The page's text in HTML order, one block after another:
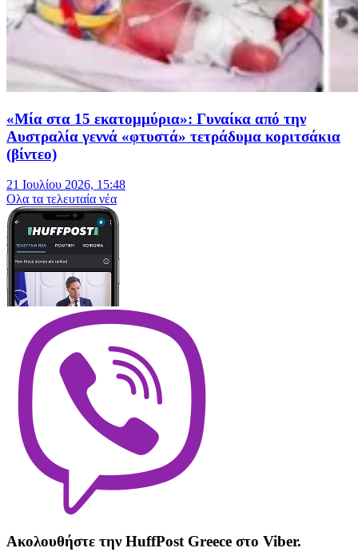
«Μία στα 15 εκατομμύρια»: Γυναίκα από την
Αυστραλία γεννά «φτυστά» τετράδυμα κοριτσάκια
(βίντεο)
21 Ιουλίου 2026, 15:48
Oλα τα τελευταία νέα
Ακολουθήστε την HuffPost Greece στο Viber.